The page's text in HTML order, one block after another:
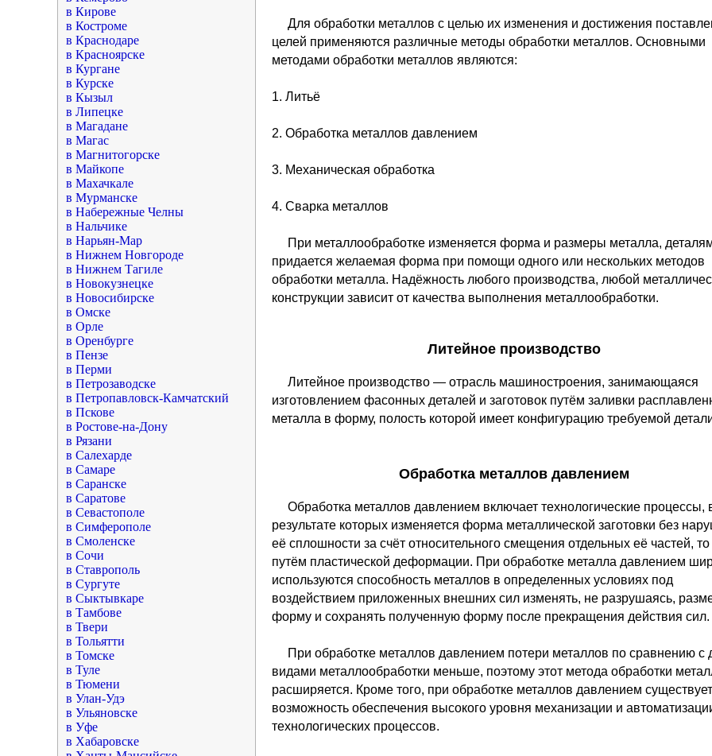
Для обработки металлов с целью их изменения и достижения
целей применяются различные методы обработки металлов. Основными
методами обработки металлов являются:
1. Литьё
2. Обработка металлов давлением
3. Механическая обработка
4. Сварка металлов
При металлообработке изменяется форма и размеры металла,
придается желаемая форма при помощи одного или нескольких методов
обработки металла. Надёжность любого производства, любой
конструкции зависит от качества выполнения металлообработки.
Литейное производство
Литейное производство — отрасль машиностроения, занимающаяся
изготовлением фасонных деталей и заготовок путём заливки
металла в форму, полость которой имеет конфигурацию требуемой
Обработка металлов давлением
Обработка металлов давлением включает технологические процессы,
результате которых изменяется форма металлической заготовки без
её сплошности за счёт относительного смещения отдельных её частей, то
путём пластической деформации. При обработке металла давлением
используются способность металлов в определенных условиях под
воздействием приложенных внешних сил изменять, не разрушаясь,
форму и сохранять полученную форму после прекращения действия сил.
При обработке металлов давлением потери металлов по сравнению с
видами металлообработки меньше, поэтому этот метода обработки
расширяется. Кроме того, при обработке металлов давлением существует
возможность обеспечения высокого уровня механизации и
технологических процессов.
в Кирове
в Костроме
в Краснодаре
в Красноярске
в Кургане
в Курске
в Кызыл
в Липецке
в Магадане
в Магас
в Магнитогорске
в Майкопе
в Махачкале
в Мурманске
в Набережные Челны
в Нальчике
в Нарьян-Мар
в Нижнем Новгороде
в Нижнем Тагиле
в Новокузнецке
в Новосибирске
в Омске
в Орле
в Оренбурге
в Пензе
в Перми
в Петрозаводске
в Петропавловск-Камчатский
в Пскове
в Ростове-на-Дону
в Рязани
в Салехарде
в Самаре
в Саранске
в Саратове
в Севастополе
в Симферополе
в Смоленске
в Сочи
в Ставрополь
в Сургуте
в Сыктывкаре
в Тамбове
в Твери
в Тольятти
в Томске
в Туле
в Тюмени
в Улан-Удэ
в Ульяновске
в Уфе
в Хабаровске